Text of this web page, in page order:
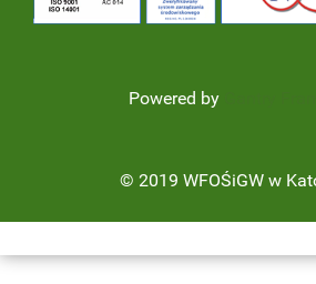
Powered by
© 2019 WFOŚiGW w